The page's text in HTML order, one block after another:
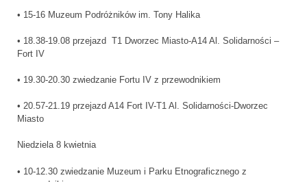
• 15-16 Muzeum Podróżników im. Tony Halika
• 18.38-19.08 przejazd T1 Dworzec Miasto-A14 Al. Solidarności –
Fort IV
• 19.30-20.30 zwiedzanie Fortu IV z przewodnikiem
• 20.57-21.19 przejazd A14 Fort IV-T1 Al. Solidarności-Dworzec
Miasto
Niedziela 8 kwietnia
• 10-12.30 zwiedzanie Muzeum i Parku Etnograficznego z